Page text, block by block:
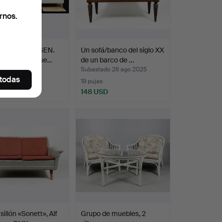
JUUL EILERSEN.
«Slice», Eilerse…
6 sep 2025
Un sofá/banco del siglo XX
de un barco de …
Subastado 26 ago 2025
19 pujas
148 USD
«Sonett», Alf
Grupo de muebles, 2